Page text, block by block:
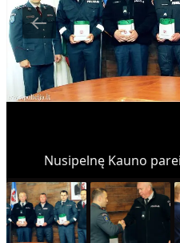
Nusipelnę Kauno